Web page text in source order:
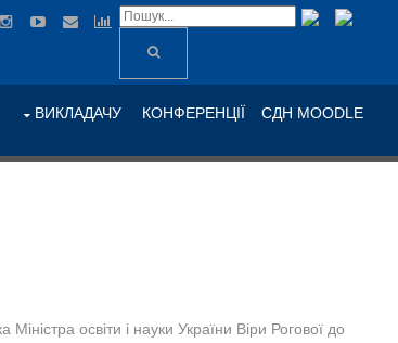
ВИКЛАДАЧУ КОНФЕРЕНЦІЇ СДН MOODLE
освіти і науки України Віри Рогової до